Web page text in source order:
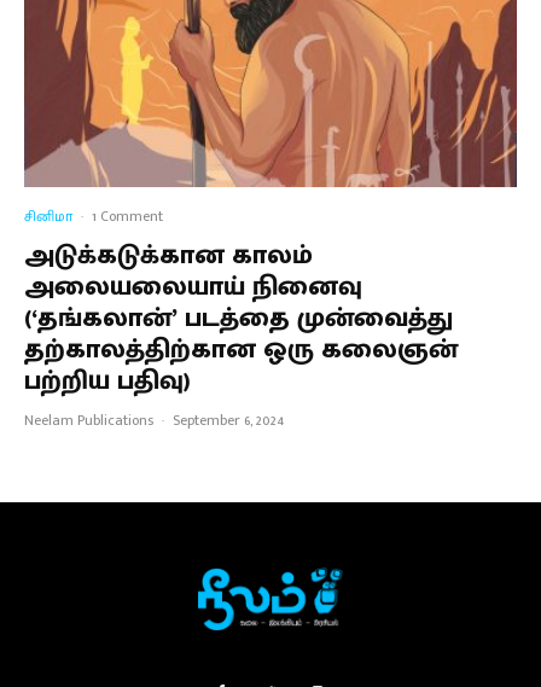
சினிமா · 1 Comment
அடுக்கடுக்கான காலம்
அலையலையாய் நினைவு
(‘தங்கலான்’ படத்தை முன்வைத்து
தற்காலத்திற்கான ஒரு கலைஞன்
பற்றிய பதிவு)
Neelam Publications · September 6, 2024